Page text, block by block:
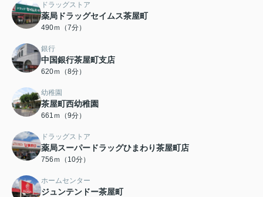
ドラッグストア
薬局ドラッグセイムス茶屋町
490ｍ（7分）
銀行
中国銀行茶屋町支店
620ｍ（8分）
幼稚園
茶屋町西幼稚園
661ｍ（9分）
ドラッグストア
薬局スーパードラッグひまわり茶屋町店
756ｍ（10分）
ホームセンター
ジュンテンドー茶屋町